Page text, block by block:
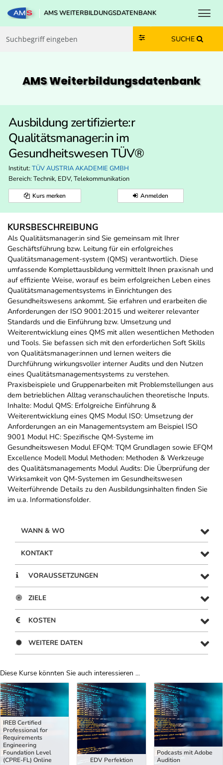
Zum Inhalt springen
Zum Navmenü springen
Zur Suche springen
Zur Footer springen
AMS WEITERBILDUNGSDATENBANK
SUCHE
AMS Weiterbildungs­datenbank
Ausbildung zertifizierte:r
Qualitätsmanager:in im
Gesundheitswesen TÜV®
Institut: TÜV AUSTRIA AKADEMIE GMBH
Bereich: Technik, EDV, Telekommunikation
Kurs merken Anmelden
KURSBESCHREIBUNG
Als Qualitätsmanager:in sind Sie gemeinsam mit Ihrer
Geschäftsführung bzw. Leitung für ein erfolgreiches
Qualitätsmanagement-system (QMS) verantwortlich. Diese
umfassende Komplettausbildung vermittelt Ihnen praxisnah und
auf effiziente Weise, worauf es beim erfolgreichen Leben eines
Qualitätsmanagementsystems in Einrichtungen des
Gesundheitswesens ankommt. Sie erfahren und erarbeiten die
Anforderungen der ISO 9001:2015 und weiterer relevanter
Standards und die Einführung bzw. Umsetzung und
Weiterentwicklung eines QMS mit allen wesentlichen Methoden
und Tools. Sie befassen sich mit den erforderlichen Soft Skills
von Qualitätsmanager:innen und lernen weiters die
Durchführung wirkungsvoller interner Audits und den Nutzen
eines Qualitätsmanagementsystems zu verstehen.
Praxisbeispiele und Gruppenarbeiten mit Problemstellungen aus
dem betrieblichen Alltag veranschaulichen theoretische Inputs.
Inhalte: Modul QMS: Erfolgreiche Einführung &
Weiterentwicklung eines QMS Modul ISO: Umsetzung der
Anforderungen an ein Managementsystem am Beispiel ISO
9001 Modul HC: Spezifische QM-Systeme im
Gesundheitswesen Modul EFQM: TQM Grundlagen sowie EFQM
Excellence Modell Modul Methoden: Methoden & Werkzeuge
des Qualitätsmanagements Modul Audits: Die Überprüfung der
Wirksamkeit von QM-Systemen im Gesundheitswesen
Weiterführende Details zu den Ausbildungsinhalten finden Sie
im u.a. Informationsfolder.
WANN & WO
KONTAKT
VORAUSSETZUNGEN
ZIELE
KOSTEN
WEITERE DATEN
Diese Kurse könnten Sie auch interessieren ...
Uber Weiterbildungsvorschläge
IREB Certified
Professional for
Requirements
Engineering
Foundation Level
(CPRE-FL) Online
EDV Perfektion
Podcasts mit Adobe
Audition